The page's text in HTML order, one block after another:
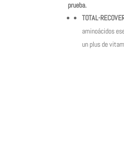
prueba.
TOTAL-
aminoácidos
un plus de